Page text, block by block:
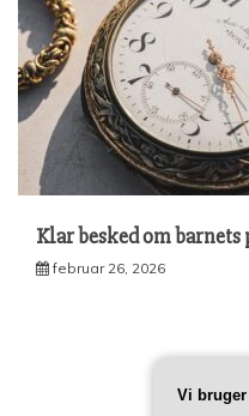
Klar besked om
februar 26, 2026
Vi